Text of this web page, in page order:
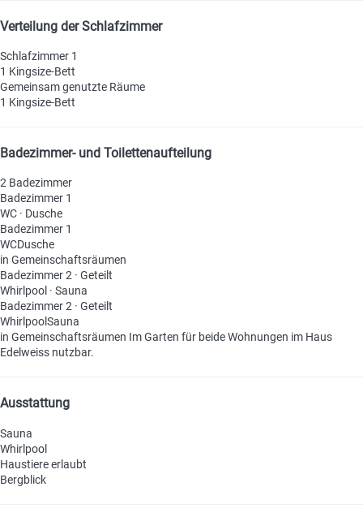
Verteilung der Schlafzimmer
Schlafzimmer 1
1 Kingsize-Bett
Gemeinsam genutzte Räume
1 Kingsize-Bett
Badezimmer- und Toilettenaufteilung
2 Badezimmer
Badezimmer 1
WC · Dusche
Badezimmer 1
WCDusche
in Gemeinschaftsräumen
Badezimmer 2 · Geteilt
Whirlpool · Sauna
Badezimmer 2 · Geteilt
WhirlpoolSauna
in Gemeinschaftsräumen Im Garten für beide Wohnungen im Haus
Edelweiss nutzbar.
Ausstattung
Sauna
Whirlpool
Haustiere erlaubt
Bergblick